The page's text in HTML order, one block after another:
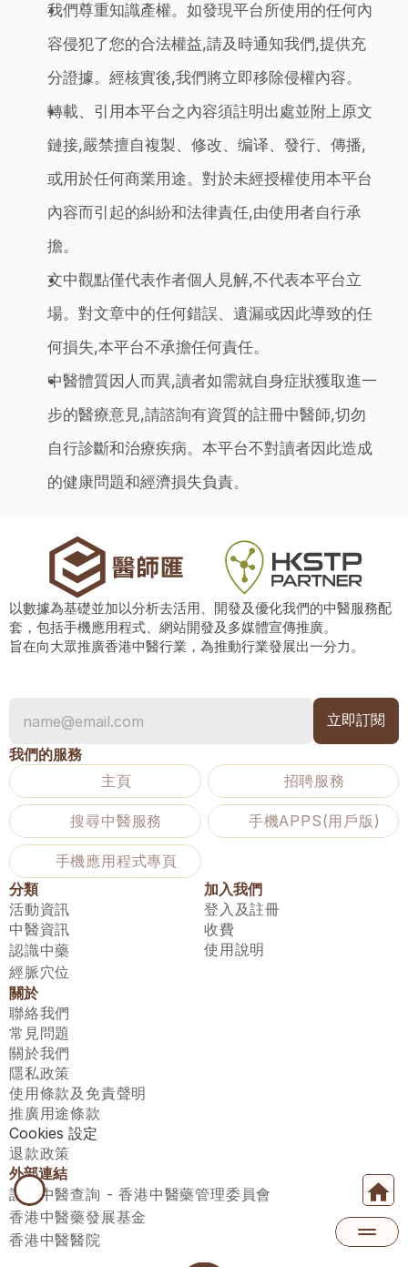
我們尊重知識產權。如發現平台所使用的任何內
容侵犯了您的合法權益,請及時通知我們,提供充
分證據。經核實後,我們將立即移除侵權內容。
轉載、引用本平台之內容須註明出處並附上原文
鏈接,嚴禁擅自複製、修改、编译、發行、傳播,
或用於任何商業用途。對於未經授權使用本平台
內容而引起的糾紛和法律責任,由使用者自行承
擔。
文中觀點僅代表作者個人見解,不代表本平台立
場。對文章中的任何錯誤、遺漏或因此導致的任
何損失,本平台不承擔任何責任。
中醫體質因人而異,讀者如需就自身症狀獲取進一
步的醫療意見,請諮詢有資質的註冊中醫師,切勿
自行診斷和治療疾病。本平台不對讀者因此造成
的健康問題和經濟損失負責。
以數據為基礎並加以分析去活用、開發及優化我們的中醫服務配
套，包括手機應用程式、網站開發及多媒體宣傳推廣。
旨在向大眾推廣香港中醫行業，為推動行業發展出一分力。
我們的服務
主頁
招聘服務
搜尋中醫服務 手機APPS(用戶版)
手機應用程式專頁
分類
活動資訊
中醫資訊
認識中藥
經脈穴位
加入我們
登入及註冊
收費
使用說明
關於
聯絡我們
常見問題
關於我們
隱私政策
使用條款及免責聲明
推廣用途條款
Cookies 設定
退款政策
外部連結
註冊中醫查詢 - 香港中醫藥管理委員會
香港中醫藥發展基金
香港中醫醫院